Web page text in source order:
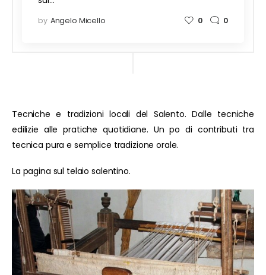
by Angelo Micello 0 0
Tecniche e tradizioni locali del Salento. Dalle tecniche
edilizie alle pratiche quotidiane. Un po di contributi tra
tecnica pura e semplice tradizione orale.
La pagina sul telaio salentino.